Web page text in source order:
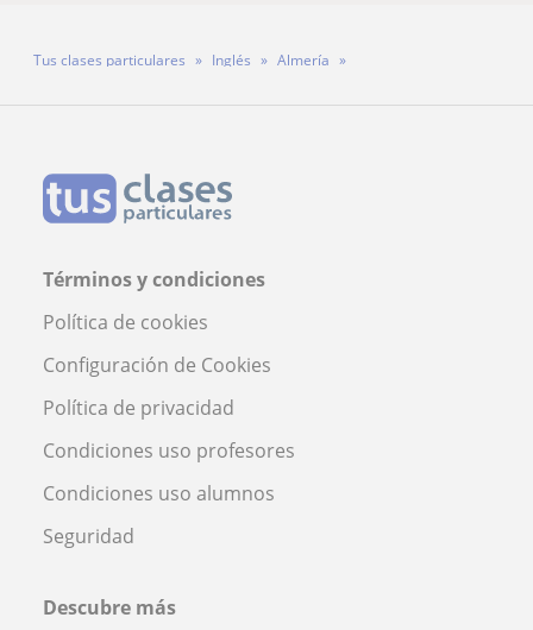
Tus clases particulares Inglés
Almería
Términos y condiciones
Política de cookies
Configuración de Cookies
Política de privacidad
Condiciones uso profesores
Condiciones uso alumnos
Seguridad
Descubre más